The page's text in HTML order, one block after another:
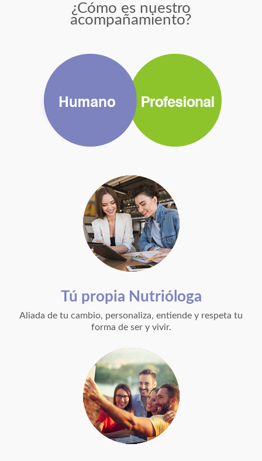
¿Cómo es nuestro
acompañamiento?
Tú propia Nutrióloga
Aliada de tu cambio, personaliza, entiende y respeta tu
forma de ser y vivir.